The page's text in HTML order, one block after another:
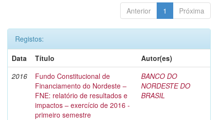
Anterior 1 Próxima
Registos:
Data
Título
Autor(es)
2016
Fundo Constitucional de
Financiamento do Nordeste –
FNE: relatório de resultados e
impactos – exercício de 2016 -
primeiro semestre
BANCO DO
NORDESTE DO
BRASIL